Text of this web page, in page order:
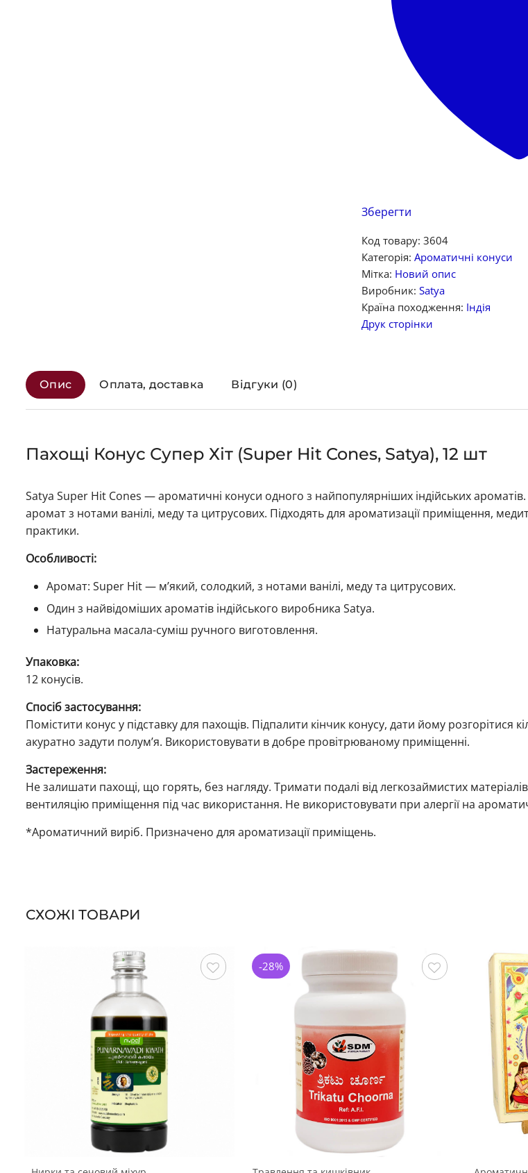
Зберегти
Код товару: 3604
Категорія: Ароматичні конуси
Мітка: Новий опис
Виробник: Satya
Країна походження: Індія
Друк сторінки
Опис Оплата, доставка Відгуки (0)
Пахощі Конус Супер Хіт (Super Hit Cones, Satya), 12 шт
Satya Super Hit Cones — ароматичні конуси одного з найпопулярніших індійських
аромат з нотами ванілі, меду та цитрусових. Підходять для ароматизації приміщення,
практики.
Особливості:
Аромат: Super Hit — м’який, солодкий, з нотами ванілі, меду та цитрусових.
Один з найвідоміших ароматів індійського виробника Satya.
Натуральна масала-суміш ручного виготовлення.
Упаковка:
12 конусів.
Спосіб застосування:
Помістити конус у підставку для пахощів. Підпалити кінчик конусу, дати йому розгорітися
акуратно задути полум’я. Використовувати в добре провітрюваному приміщенні.
Застереження:
Не залишати пахощі, що горять, без нагляду. Тримати подалі від легкозаймистих
вентиляцію приміщення під час використання. Не використовувати при алергії на
*Ароматичний виріб. Призначено для ароматизації приміщень.
СХОЖІ ТОВАРИ
-28%